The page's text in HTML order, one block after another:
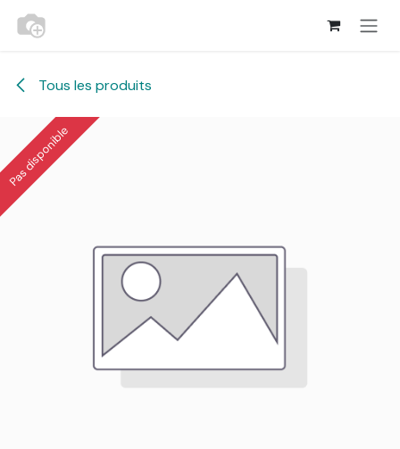
Se rendre au contenu
Tous les produits
Pas disponible